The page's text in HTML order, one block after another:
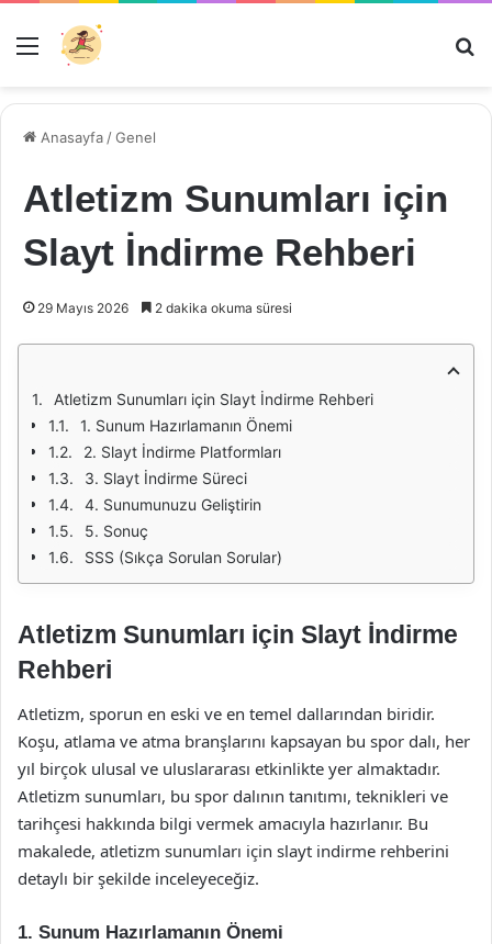
Menü
Anasayfa /Genel
Atletizm Sunumları için
Slayt İndirme Rehberi
29 Mayıs 2026 2 dakika okuma süresi
Atletizm Sunumları için Slayt İndirme Rehberi
1. Sunum Hazırlamanın Önemi
2. Slayt İndirme Platformları
3. Slayt İndirme Süreci
4. Sunumunuzu Geliştirin
5. Sonuç
SSS (Sıkça Sorulan Sorular)
Atletizm Sunumları için Slayt İndirme
Rehberi
Atletizm, sporun en eski ve en temel dallarından biridir.
Koşu, atlama ve atma branşlarını kapsayan bu spor dalı, her
yıl birçok ulusal ve uluslararası etkinlikte yer almaktadır.
Atletizm sunumları, bu spor dalının tanıtımı, teknikleri ve
tarihçesi hakkında bilgi vermek amacıyla hazırlanır. Bu
makalede, atletizm sunumları için slayt indirme rehberini
detaylı bir şekilde inceleyeceğiz.
1. Sunum Hazırlamanın Önemi